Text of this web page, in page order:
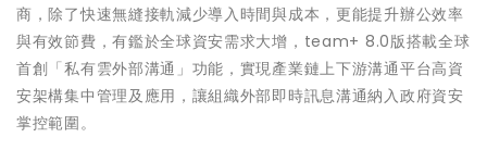
商，除了快速無縫接軌減少導入時間與成本，更能提升辦公效率
與有效節費，有鑑於全球資安需求大增，team+ 8.0版搭載全球
首創「私有雲外部溝通」功能，實現產業鏈上下游溝通平台高資
安架構集中管理及應用，讓組織外部即時訊息溝通納入政府資安
掌控範圍。